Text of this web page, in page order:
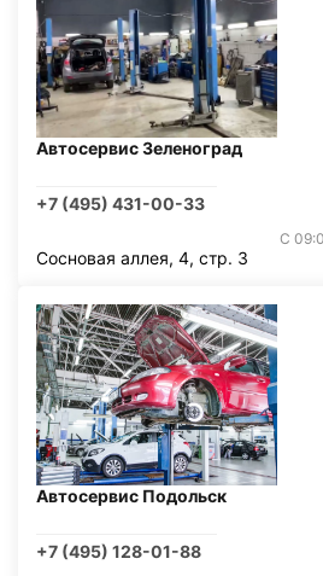
Автосервис Зеленоград
+7 (495) 431-00-33
С
Сосновая аллея, 4, стр. 3
Автосервис Подольск
+7 (495) 128-01-88